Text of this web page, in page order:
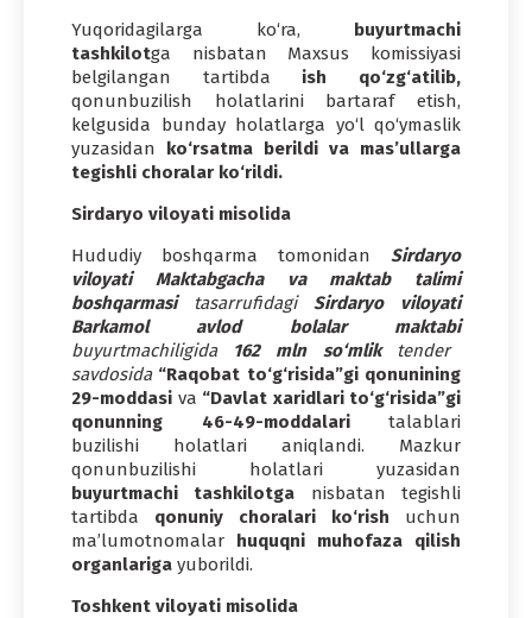
Yuqoridagilarga ko‘ra, buyurtmachi
tashkilotga nisbatan Maxsus komissiyasi
belgilangan tartibda ish qo‘zg‘atilib,
qonunbuzilish holatlarini bartaraf etish,
kelgusida bunday holatlarga yo‘l qo‘ymaslik
yuzasidan ko‘rsatma berildi va mas’ullarga
tegishli choralar ko‘rildi.
Sirdaryo viloyati misolida
Hududiy boshqarma tomonidan Sirdaryo
viloyati Maktabgacha va maktab talimi
boshqarmasitasarrufidagi Sirdaryo viloyati
Barkamol avlod bolalar maktabi
buyurtmachiligida
162 mln so‘mlik
tender
savdosida “Raqobat to‘g‘risida”gi qonunining
29-moddasi va “Davlat xaridlari to‘g‘risida”gi
qonunning 46-49-moddalaritalablari
buzilishi holatlari aniqlandi. Mazkur
qonunbuzilishi holatlari yuzasidan
buyurtmachi tashkilotga nisbatan tegishli
tartibda qonuniy choralari ko‘rish uchun
ma’lumotnomalar huquqni muhofaza qilish
organlariga yuborildi.
Toshkent viloyati misolida